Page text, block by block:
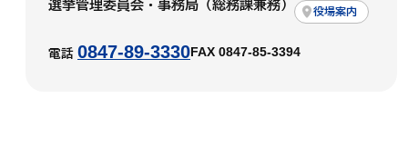
選挙管理委員会・事務局（総務課兼務） 役場案内
電話 0847-89-3330 FAX 0847-85-3394